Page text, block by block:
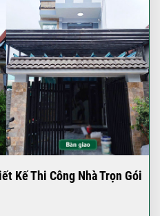
Kế Thi Công Nhà Trọn Gói